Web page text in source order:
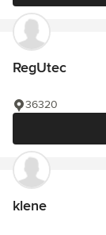
RegUtec
36320
klene